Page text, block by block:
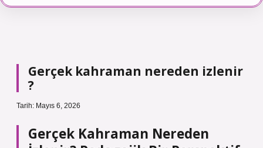
Gerçek kahraman nereden izlenir
?
Tarih: Mayıs 6, 2026
Gerçek Kahraman Nereden